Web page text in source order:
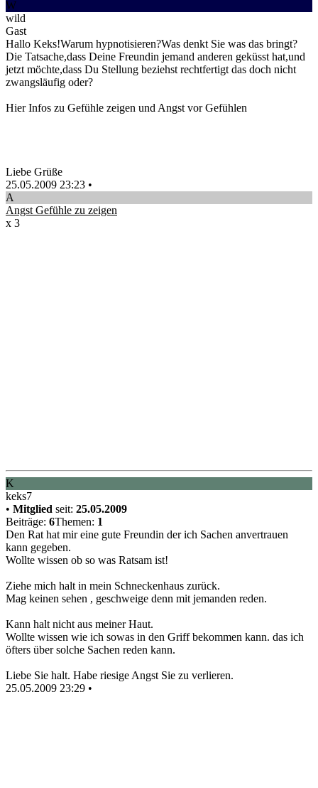
W
wild
Gast
Hallo Keks!Warum hypnotisieren?Was denkt Sie was das bringt?
Die Tatsache,dass Deine Freundin jemand anderen geküsst hat,und
jetzt möchte,dass Du Stellung beziehst rechtfertigt das doch nicht
zwangsläufig oder?
Hier Infos zu Gefühle zeigen und Angst vor Gefühlen
Liebe Grüße
25.05.2009 23:23 •
A
Angst Gefühle zu zeigen
x 3
K
keks7
• Mitglied seit: 25.05.2009
Beiträge: 6Themen: 1
Den Rat hat mir eine gute Freundin der ich Sachen anvertrauen
kann gegeben.
Wollte wissen ob so was Ratsam ist!
Ziehe mich halt in mein Schneckenhaus zurück.
Mag keinen sehen , geschweige denn mit jemanden reden.
Kann halt nicht aus meiner Haut.
Wollte wissen wie ich sowas in den Griff bekommen kann. das ich
öfters über solche Sachen reden kann.
Liebe Sie halt. Habe riesige Angst Sie zu verlieren.
25.05.2009 23:29 •